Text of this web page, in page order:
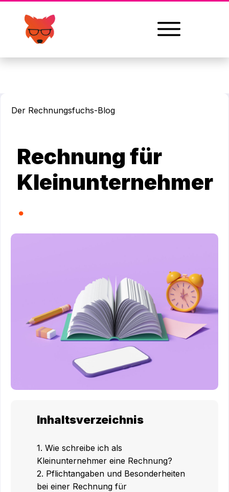
Der Rechnungsfuchs-Blog
Rechnung für
Kleinunternehmer
.
Inhaltsverzeichnis
1. Wie schreibe ich als
Kleinunternehmer eine Rechnung?
2. Pflichtangaben und Besonderheiten
bei einer Rechnung für